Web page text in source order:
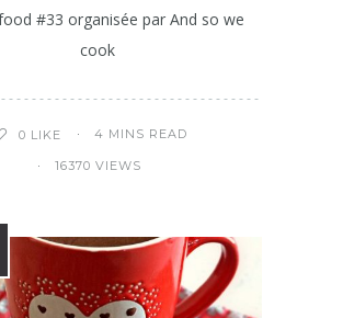
#33 organisée par And so we
cook
0 LIKE 4 MINS READ
16370 VIEWS